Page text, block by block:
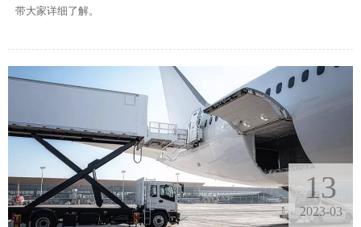
带大家详细了解。
13
2023-03